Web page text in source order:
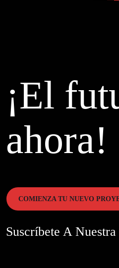
¡El
ahora!
COMIENZA TU NUEVO
Suscríbete A